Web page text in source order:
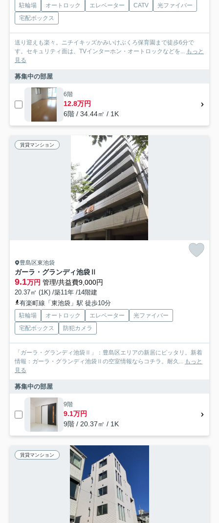
駐輪場 オートロック エレベーター CATV
光ファイバー
宅配ボックス
送り迎えも楽々。ニチイキッズかみいけぶくろ保育園まで徒歩6分で
す。セキュリティ面は、TVインターホン・オートロックなどを... もっと
見る
募集中の部屋
6階
12.8万円
6階 / 34.44㎡ / 1K
賃貸マンション
豊島区東池袋
ガーラ・グランディ池袋Ⅱ
9.1万円 管理/共益費9,000円
20.37㎡ (1K) /築11年 /14階建
有楽町線「東池袋」駅 徒歩10分
駐輪場 オートロック エレベーター
光ファイバー
宅配ボックス
防犯カメラ
「ガーラ・グランディ池袋Ⅱ」：豊島区エリアの新居にピッタリ。新着
情報：ガーラ・グランディ池袋Ⅱの空室情報ならコチラ。耐久... もっと
見る
募集中の部屋
9階
9.1万円
9階 / 20.37㎡ / 1K
賃貸マンション